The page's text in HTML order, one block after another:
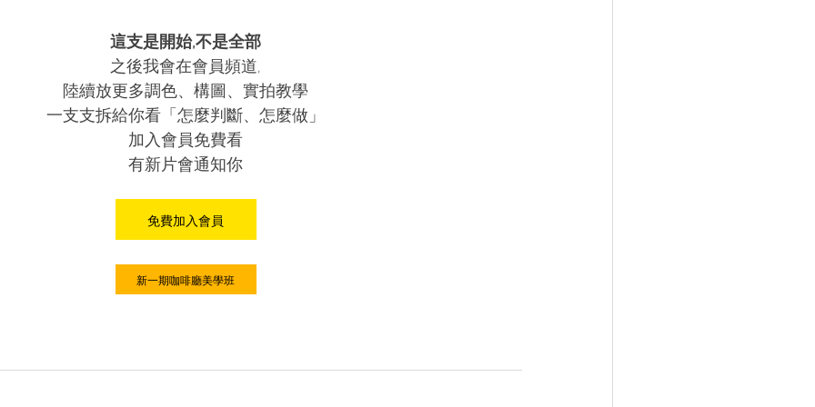
這支是開始,不是全部
之後我會在會員頻道,
陸續放更多調色、構圖、實拍教學
一支支拆給你看「怎麼判斷、怎麼做」
加入會員免費看
有新片會通知你
免費加入會員
新一期咖啡廳美學班